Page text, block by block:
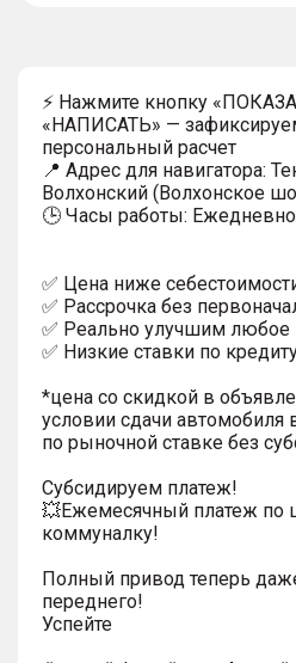
⚡ Нажмите кнопку
«НАПИСАТЬ» —
персональный расчет
📍 Адрес для навигатора:
Волхонский (Волхонское
🕒 Часы работы: Ежедневно
✅ Цена ниже
✅ Рассрочка без
✅ Реально улучшим
✅ Низкие ставки по
*цена со скидкой в
условии сдачи автомобиля
по рыночной ставке без
Субсидируем платеж!
💥Ежемесячный платеж по
коммуналку!
Полный привод теперь
переднего!
Успейте